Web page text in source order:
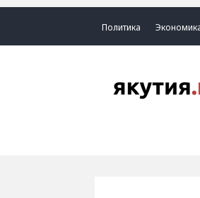
Политика